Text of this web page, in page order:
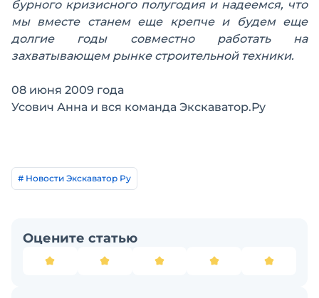
бурного кризисного полугодия и надеемся, что
мы вместе станем еще крепче и будем еще
долгие годы совместно работать на
захватывающем рынке строительной техники.
08 июня 2009 года
Усович Анна и вся команда Экскаватор.Ру
# Новости Экскаватор Ру
Оцените статью